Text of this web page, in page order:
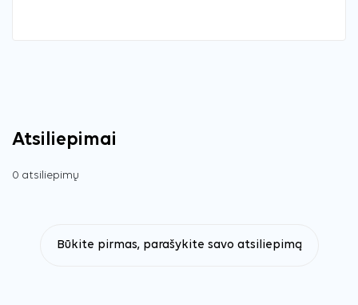
Atsiliepimai
0 atsiliepimų
Būkite pirmas, parašykite savo atsiliepimą